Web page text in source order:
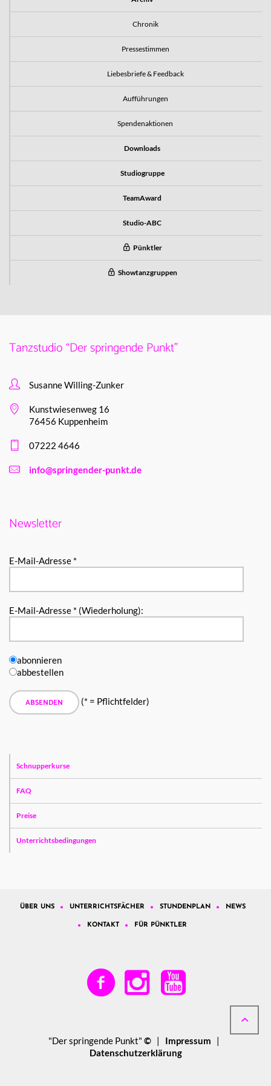
Chronik
Pressestimmen
Liebesbriefe & Feedback
Aufführungen
Spendenaktionen
Downloads
Studiogruppe
TeamAward
Studio-ABC
Pünktler
Showtanzgruppen
Tanzstudio “Der springende Punkt”
Susanne Willing-Zunker
Kunstwiesenweg 16
76456 Kuppenheim
07222 4646
info@springender-punkt.de
Newsletter
E-Mail-Adresse *
E-Mail-Adresse * (Wiederholung):
abonnieren
abbestellen
(* = Pflichtfelder)
Schnupperkurse
FAQ
Preise
Unterrichtsbedingungen
ÜBER UNS UNTERRICHTSFÄCHER STUNDENPLAN NEWS
KONTAKT FÜR PÜNKTLER
"Der springende Punkt" © | Impressum |
Datenschutzerklärung